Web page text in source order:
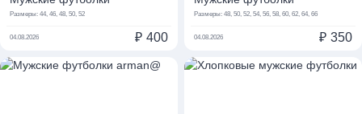
Размеры: 44, 46, 48, 50, 52
04.08.2026 ₽ 400
Размеры: 48, 50, 52, 54, 56, 58, 60, 62, 64, 66
04.08.2026 ₽ 350